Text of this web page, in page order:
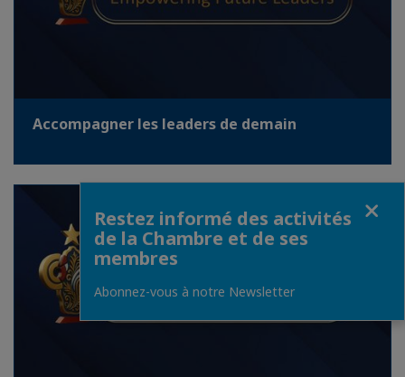
Accompagner les leaders de demain
Restez informé des activités
de la Chambre et de ses
membres
Abonnez-vous à notre Newsletter